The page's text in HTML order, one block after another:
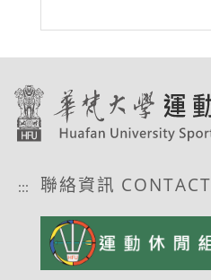
::: 聯絡資訊 CONTACT